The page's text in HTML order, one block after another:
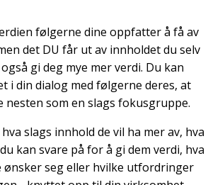
følgerne dine oppfatter å få av
det DU får ut av innholdet du selv
gi deg mye mer verdi. Du kan
i din dialog med følgerne deres, at
nesten som en slags fokusgruppe.
slags innhold de vil ha mer av, hva
kan svare på for å gi dem verdi, hva
ønsker seg eller hvilke utfordringer